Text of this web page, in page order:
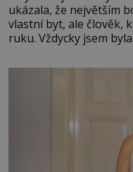
ukázala, že největším
vlastní byt, ale člověk,
ruku. Vždycky jsem
mi knihy, práce a